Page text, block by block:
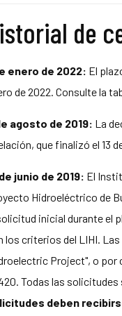
de
enero de 2022: El
de 2022. Consulte la
agosto de 2019: La
que finalizó el 13
junio de 2019: El
Hidroeléctrico de
inicial durante el
los criterios del LIHI.
Project", o por
Todas las solicitudes
deben